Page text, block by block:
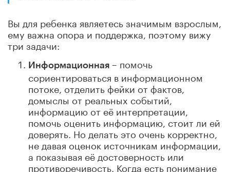
Вы для ребенка являетесь значимым взрослым,
ему важна опора и поддержка, поэтому вижу
три задачи:
Информационная – помочь
сориентироваться в информационном
потоке, отделить фейки от фактов,
домыслы от реальных событий,
информацию от её интерпретации,
помочь оценить информацию, стоит ли ей
доверять. Но делать это очень корректно,
не давая оценок источникам информации,
а показывая её достоверность или
противоречивость. Когда есть понимание